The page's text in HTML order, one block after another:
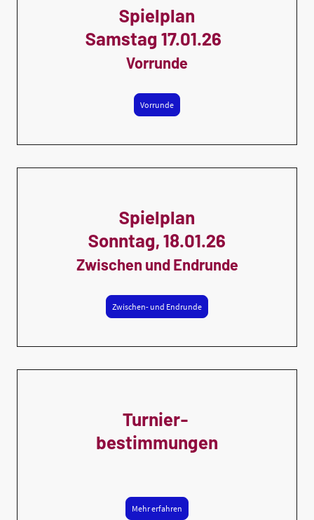
Spielplan
Samstag 17.01.26
Vorrunde
Vorrunde
Spielplan
Sonntag, 18.01.26
Zwischen und Endrunde
Zwischen- und Endrunde
Turnier-
bestimmungen
Mehr erfahren